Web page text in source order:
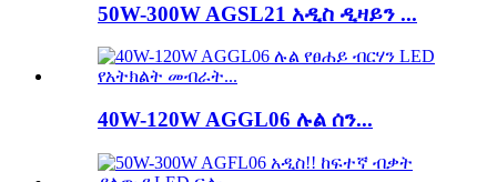
50W-300W AGSL21 አዲስ ዲዛይን ...
40W-120W AGGL06 ሉል ሰን...